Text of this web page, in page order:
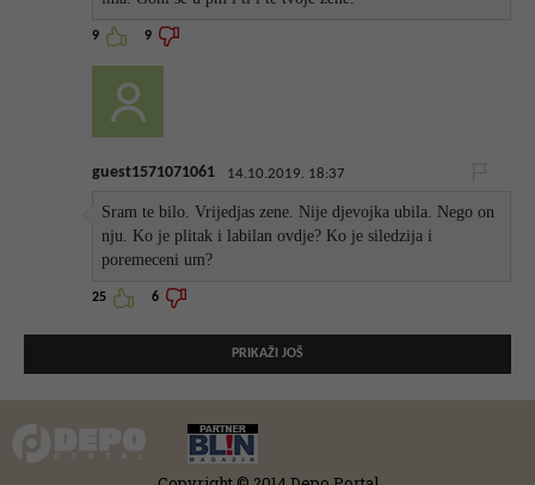
9 9
guest1571071061 14.10.2019. 18:37
Sram te bilo. Vrijedjas zene. Nije djevojka ubila. Nego on
nju. Ko je plitak i labilan ovdje? Ko je siledzija i
poremeceni um?
25 6
PRIKAŽI JOŠ